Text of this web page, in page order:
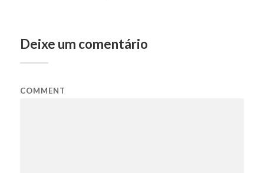
Deixe um comentário
COMMENT